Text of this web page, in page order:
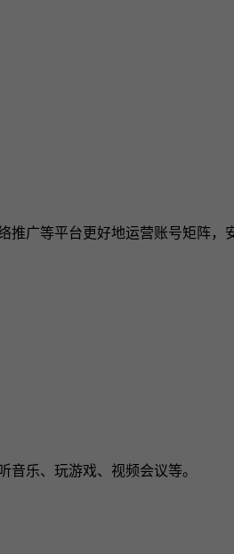
广等平台更好地运营账号矩阵，
乐、玩游戏、视频会议等。